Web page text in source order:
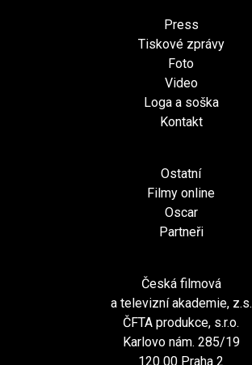
Press
Tiskové zprávy
Foto
Video
Loga a soška
Kontakt
Ostatní
Filmy online
Oscar
Partneři
Česká filmová
a televizní akademie, z.s.
ČFTA produkce, s.r.o.
Karlovo nám. 285/19
120 00 Praha 2